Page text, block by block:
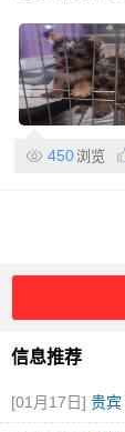
450浏览
信息推荐
[01月17日] 贵宾